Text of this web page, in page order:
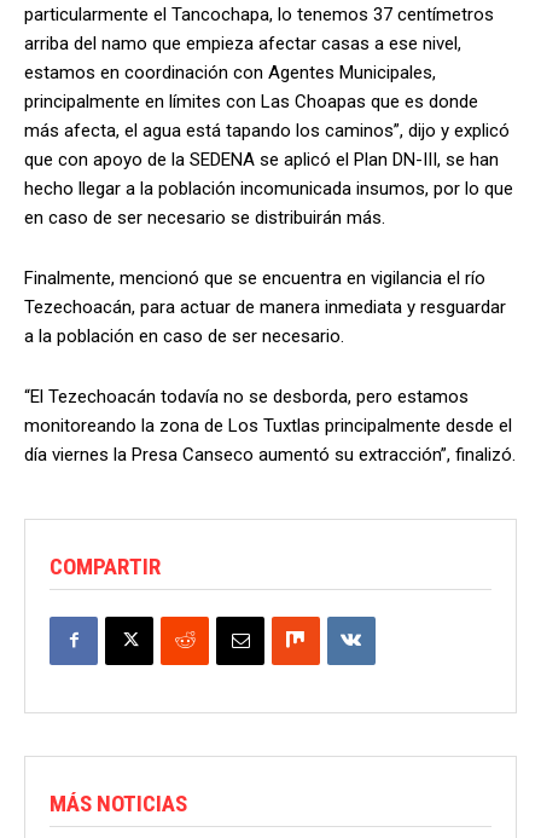
particularmente el Tancochapa, lo tenemos 37 centímetros
arriba del namo que empieza afectar casas a ese nivel,
estamos en coordinación con Agentes Municipales,
principalmente en límites con Las Choapas que es donde
más afecta, el agua está tapando los caminos”, dijo y explicó
que con apoyo de la SEDENA se aplicó el Plan DN-III, se han
hecho llegar a la población incomunicada insumos, por lo que
en caso de ser necesario se distribuirán más.
Finalmente, mencionó que se encuentra en vigilancia el río
Tezechoacán, para actuar de manera inmediata y resguardar
a la población en caso de ser necesario.
“El Tezechoacán todavía no se desborda, pero estamos
monitoreando la zona de Los Tuxtlas principalmente desde el
día viernes la Presa Canseco aumentó su extracción”, finalizó.
COMPARTIR
MÁS NOTICIAS